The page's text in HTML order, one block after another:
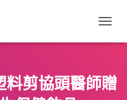
O
L
E
料剪協頭醫師贈